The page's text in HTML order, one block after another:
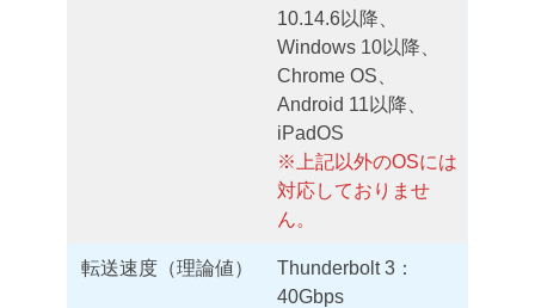
10.14.6以降、
Windows 10以降、
Chrome OS、
Android 11以降、
iPadOS
※上記以外のOSには
対応しておりませ
ん。
転送速度（理論値）
Thunderbolt 3：
40Gbps